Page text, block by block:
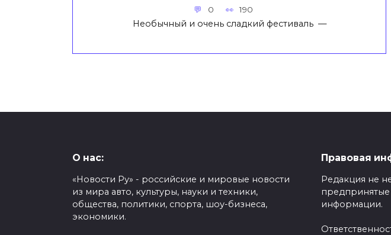
0 190
Необычный и очень сладкий фестиваль —
О нас:
«Новости Ру» - российские и мировые новости
из мира авто, культуры, науки и техники,
общества, политики, спорта, шоу-бизнеса,
экономики.
Правовая
Редакция не
информации.